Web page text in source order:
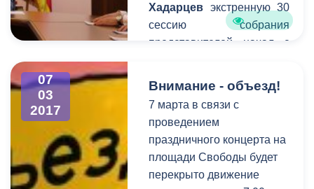
присоединиться к
городской акции
Хадарцев экстренную 30
сессию собрания
представителей начал с
Несмотря на
предпраздничное время,
срочное заседание сессии
было подготовлено за
один день.
07
03
2017
Внимание - объезд!
7 марта в связи с
проведением
праздничного концерта на
площади Свободы будет
перекрыто движение